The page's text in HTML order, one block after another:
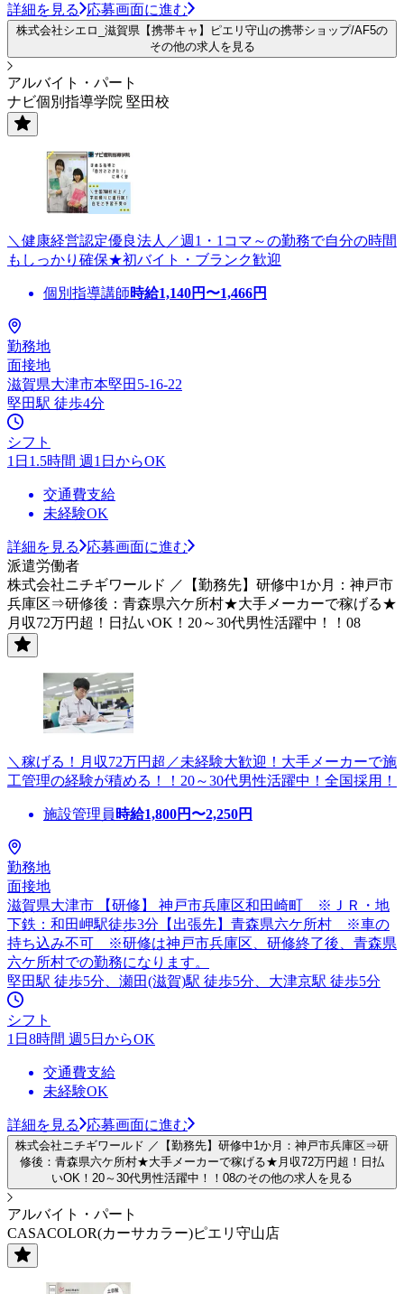
詳細を見る 応募画面に進む
株式会社シエロ_滋賀県【携帯キャ】ピエリ守山の携帯ショップ/AF5の
その他の求人を見る
アルバイト・パート
ナビ個別指導学院 堅田校
＼健康経営認定優良法人／週1・1コマ～の勤務で自分の時間
もしっかり確保★初バイト・ブランク歓迎
個別指導講師時給1,140円〜1,466円
勤務地
面接地
滋賀県大津市本堅田5-16-22
堅田駅 徒歩4分
シフト
1日1.5時間 週1日からOK
交通費支給
未経験OK
詳細を見る
応募画面に進む
派遣労働者
株式会社ニチギワールド ／【勤務先】研修中1か月：神戸市
兵庫区⇒研修後：青森県六ケ所村★大手メーカーで稼げる★
月収72万円超！日払いOK！20～30代男性活躍中！！08
＼稼げる！月収72万円超／未経験大歓迎！大手メーカーで施
工管理の経験が積める！！20～30代男性活躍中！全国採用！
施設管理員 時給1,800円〜2,250円
勤務地
面接地
滋賀県大津市 【研修】 神戸市兵庫区和田崎町 ※ＪＲ・地
下鉄：和田岬駅徒歩3分【出張先】青森県六ケ所村 ※車の
持ち込み不可 ※研修は神戸市兵庫区、研修終了後、青森県
六ケ所村での勤務になります。
堅田駅 徒歩5分、瀬田(滋賀)駅 徒歩5分、大津京駅 徒歩5分
シフト
1日8時間 週5日からOK
交通費支給
未経験OK
詳細を見る 応募画面に進む
株式会社ニチギワールド ／【勤務先】研修中1か月：神戸市兵庫区⇒研
修後：青森県六ケ所村★大手メーカーで稼げる★月収72万円超！日払
いOK！20～30代男性活躍中！！08のその他の求人を見る
アルバイト・パート
CASACOLOR(カーサカラー)ピエリ守山店